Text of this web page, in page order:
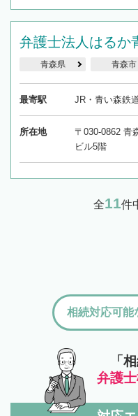
弁護士法人はるか
青森県 青森市
最寄駅 JR・青い森鉄
所在地
〒030-0862 青
ビル5階
全11 件
「
弁護
相続対応可能